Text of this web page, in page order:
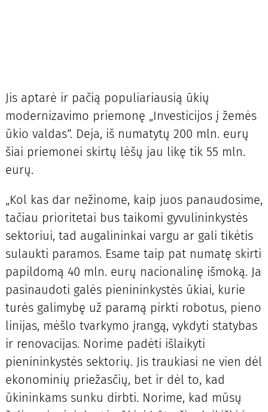
Jis aptarė ir pačią populiariausią ūkių
modernizavimo priemonę „Investicijos į žemės
ūkio valdas“. Deja, iš numatytų 200 mln. eurų
šiai priemonei skirtų lėšų jau likę tik 55 mln.
eurų.
„Kol kas dar nežinome, kaip juos panaudosime,
tačiau prioritetai bus taikomi gyvulininkystės
sektoriui, tad augalininkai vargu ar gali tikėtis
sulaukti paramos. Esame taip pat numatę skirti
papildomą 40 mln. eurų nacionalinę išmoką. Ja
pasinaudoti galės pienininkystės ūkiai, kurie
turės galimybę už paramą pirkti robotus, pieno
linijas, mėšlo tvarkymo įrangą, vykdyti statybas
ir renovacijas. Norime padėti išlaikyti
pienininkystės sektorių. Jis traukiasi ne vien dėl
ekonominių priežasčių, bet ir dėl to, kad
ūkininkams sunku dirbti. Norime, kad mūsų